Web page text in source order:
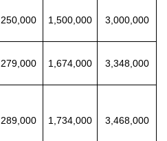
250,000 1,500,000 3,000,000
279,000 1,674,000 3,348,000
289,000 1,734,000 3,468,000